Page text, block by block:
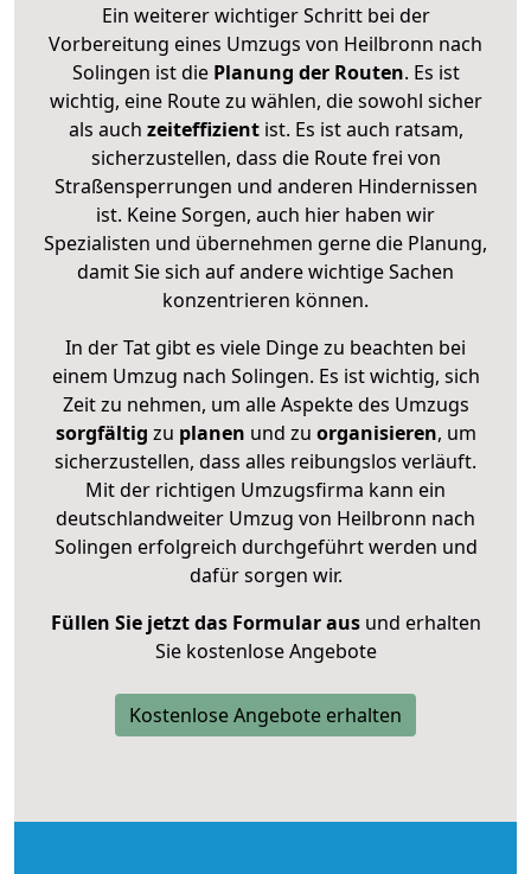
Ein weiterer wichtiger Schritt bei der
Vorbereitung eines Umzugs von Heilbronn nach
Solingen ist diePlanung der Routen. Es ist
wichtig, eine Route zu wählen, die sowohl sicher
als auch zeiteffizientist. Es ist auch ratsam,
sicherzustellen, dass die Route frei von
Straßensperrungen und anderen Hindernissen
ist. Keine Sorgen, auch hier haben wir
Spezialisten und übernehmen gerne die Planung,
damit Sie sich auf andere wichtige Sachen
konzentrieren können.
In der Tat gibt es viele Dinge zu beachten bei
einem Umzug nach Solingen. Es ist wichtig, sich
Zeit zu nehmen, um alle Aspekte des Umzugs
sorgfältig zu planen und zu organisieren, um
sicherzustellen, dass alles reibungslos verläuft.
Mit der richtigen Umzugsfirma kann ein
deutschlandweiter Umzug von Heilbronn nach
Solingen erfolgreich durchgeführt werden und
dafür sorgen wir.
Füllen Sie jetzt das Formular ausund erhalten
Sie kostenlose Angebote
Kostenlose Angebote erhalten